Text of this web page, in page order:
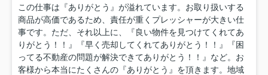
この仕事は『ありがとう』が溢れています。お取り扱いする
商品が高価であるため、責任が重くプレッシャーが大きい仕
事です。ただ、それ以上に、『良い物件を見つけてくれてあ
りがとう！！』『早く売却してくれてありがとう！！』『困
ってる不動産の問題が解決できてありがとう！！』など。お
客様から本当にたくさんの『ありがとう』を頂きます。地域